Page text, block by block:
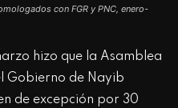
con FGR y PNC, enero-
hizo que la Asamblea
Gobierno de Nayib
de excepción por 30